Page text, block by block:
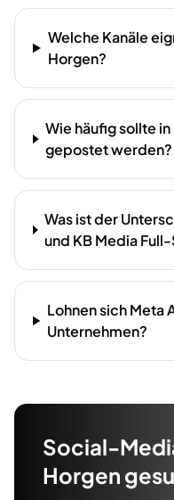
Welche Kanäle
Horgen?
Wie häufig sollte
gepostet werden?
Was ist der
und KB Media
Lohnen sich Meta
Unternehmen?
Social-
Horgen